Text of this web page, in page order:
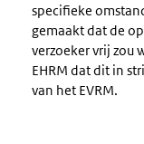
specifieke
gemaakt dat de
verzoeker vrij zou
EHRM dat dit in
van het EVRM.